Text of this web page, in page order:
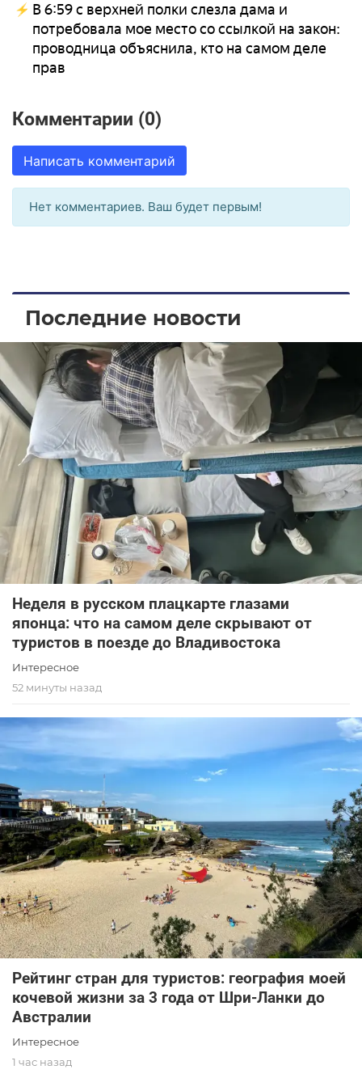
В 6:59 с верхней полки слезла дама и
потребовала мое место со ссылкой на закон:
проводница объяснила, кто на самом деле
прав
Комментарии (0)
Написать комментарий
Нет комментариев. Ваш будет первым!
Последние новости
Неделя в русском плацкарте глазами
японца: что на самом деле скрывают от
туристов в поезде до Владивостока
Интересное
52 минуты назад
Рейтинг стран для туристов: география моей
кочевой жизни за 3 года от Шри-Ланки до
Австралии
Интересное
1 час назад